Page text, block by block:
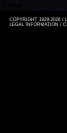
COPYRIGHT 1929-2026 /
LEGAL INFORMATION /